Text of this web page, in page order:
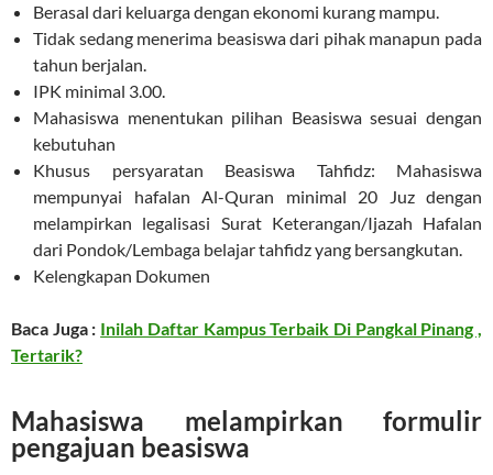
Berasal dari keluarga dengan ekonomi kurang mampu.
Tidak sedang menerima beasiswa dari pihak manapun pada
tahun berjalan.
IPK minimal 3.00.
Mahasiswa menentukan pilihan Beasiswa sesuai dengan
kebutuhan
Khusus persyaratan Beasiswa Tahfidz: Mahasiswa
mempunyai hafalan Al-Quran minimal 20 Juz dengan
melampirkan legalisasi Surat Keterangan/Ijazah Hafalan
dari Pondok/Lembaga belajar tahfidz yang bersangkutan.
Kelengkapan Dokumen
Baca Juga : Inilah Daftar Kampus Terbaik Di Pangkal Pinang ,
Tertarik?
Mahasiswa melampirkan formulir
pengajuan beasiswa